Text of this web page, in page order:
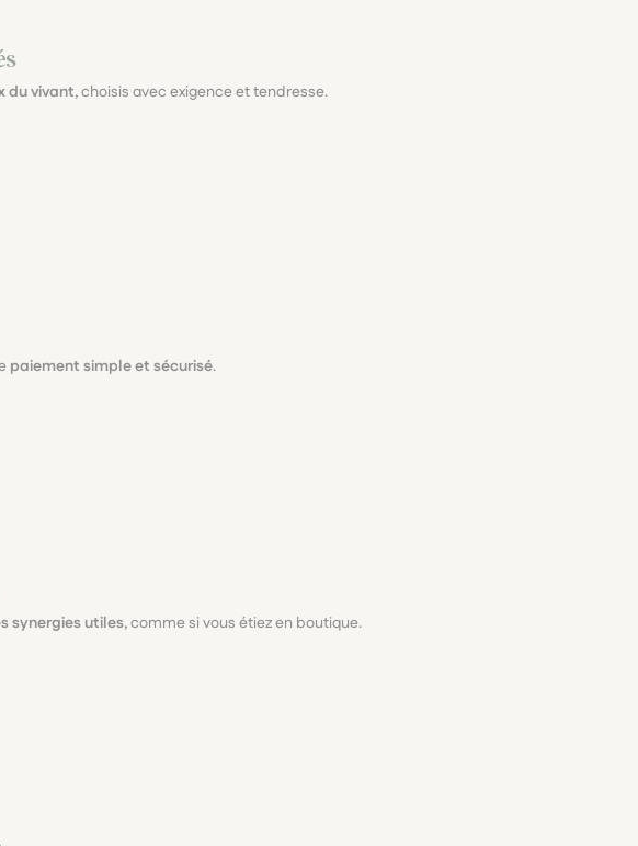
du vivant, choisis avec exigence et tendresse.
paiement simple et sécurisé.
synergies utiles, comme si vous étiez en boutique.